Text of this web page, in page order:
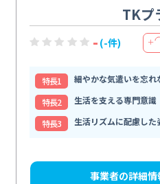
TKプ
- (-件) ＋
特⻑1
細やかな気遣いを忘れ
特⻑2
生活を支える専門意識
特⻑3
生活リズムに配慮した
事業者の詳細情